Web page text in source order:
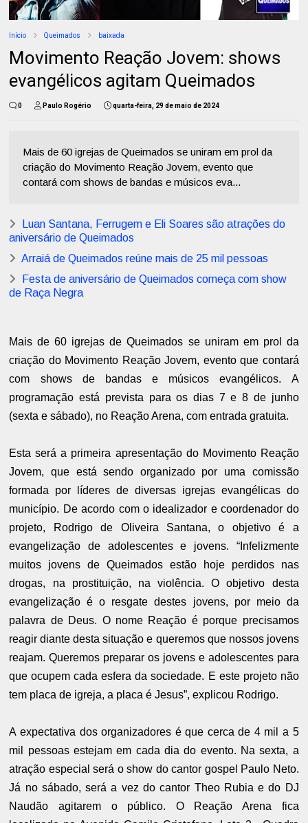
Início Queimados baixada
Movimento Reação Jovem: shows
evangélicos agitam Queimados
0 Paulo Rogério quarta-feira, 29 de maio de 2024
Mais de 60 igrejas de Queimados se uniram em prol da
criação do Movimento Reação Jovem, evento que
contará com shows de bandas e músicos eva...
Luan Santana, Ferrugem e Eli Soares são atrações do
aniversário de Queimados
Arraiá de Queimados reúne mais de 25 mil pessoas
Festa de aniversário de Queimados começa com show
de Raça Negra
Mais de 60 igrejas de Queimados se uniram em prol da
criação do Movimento Reação Jovem, evento que contará
com shows de bandas e músicos evangélicos. A
programação está prevista para os dias 7 e 8 de junho
(sexta e sábado), no Reação Arena, com entrada gratuita.
Esta será a primeira apresentação do Movimento Reação
Jovem, que está sendo organizado por uma comissão
formada por líderes de diversas igrejas evangélicas do
município. De acordo com o idealizador e coordenador do
projeto, Rodrigo de Oliveira Santana, o objetivo é a
evangelização de adolescentes e jovens. “Infelizmente
muitos jovens de Queimados estão hoje perdidos nas
drogas, na prostituição, na violência. O objetivo desta
evangelização é o resgate destes jovens, por meio da
palavra de Deus. O nome Reação é porque precisamos
reagir diante desta situação e queremos que nossos jovens
reajam. Queremos preparar os jovens e adolescentes para
que ocupem cada esfera da sociedade. E este projeto não
tem placa de igreja, a placa é Jesus”, explicou Rodrigo.
A expectativa dos organizadores é que cerca de 4 mil a 5
mil pessoas estejam em cada dia do evento. Na sexta, a
atração especial será o show do cantor gospel Paulo Neto.
Já no sábado, será a vez do cantor Theo Rubia e do DJ
Naudão agitarem o público. O Reação Arena fica